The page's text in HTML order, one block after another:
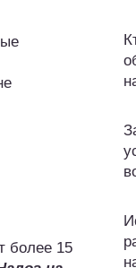
более 15